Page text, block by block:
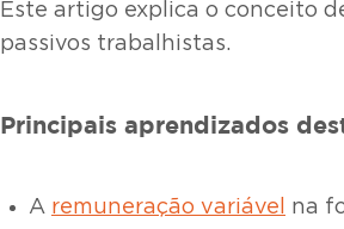
Este artigo explica o conceito
passivos trabalhistas.
Principais aprendizados
A remuneração variável
na